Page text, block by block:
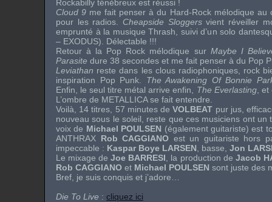
Rockabilly ténébreux est réussi !
Cloud 9 me fait penser à du Hard-Rock mélodique au
pour les radios. Cheapside Sloggersvient réveiller
emprunté à la musique Thrash, suivi d’un solo
– EXODUS). Délectable !!!
Retour à la Pop Rock mélodique sur Maybe I
Parasite dure 38 secondes et me fait penser à du Pop
Leviathan reste dans les clous radiophoniques, rock
inspiration Pop Punk. The Awakening Of Bonnie
Enfin, le seul titre métal arrive enfin, The Everlasting, et
L’ombre de METALLICAse fait entendre.
Voilà, 14 titres, 57 minutes deVOLBEAT pur jus,
nouveau sous le soleil, reste que ces musiciens ont un
voix de Michael POULSEN (également guitariste) est
ANTHRAX Rob CAGGIANO est un guitariste hors
impeccable : Kaspar Boye LARSEN , basse, Jon
Le mixage deJoe BARRESI , la production de Jacob
Rob CAGGIANO et Michael POULSEN sont juste des
Bref, je suis conquis et j’adore…
Die To Live : cliquez ici